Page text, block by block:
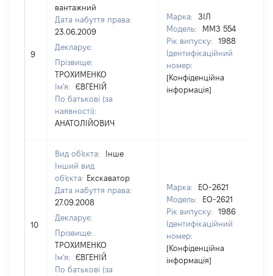
9
вантажний
Дата набуття права:
23.06.2009
Декларує:
Прізвище:
ТРОХИМЕНКО
Ім'я:
ЄВГЕНІЙ
По батькові (за
наявності):
АНАТОЛІЙОВИЧ
Марка:
ЗІЛ
Модель:
ММЗ 554
Рік випуску:
1988
Ідентифікаційний
номер:
[Конфіденційна
інформація]
10
Вид об'єкта:
Інше
Інший вид
об'єкта: Екскаватор
Дата набуття права:
27.09.2008
Декларує:
Прізвище:
ТРОХИМЕНКО
Ім'я:
ЄВГЕНІЙ
По батькові (за
Марка:
ЕО-2621
Модель:
ЕО-2621
Рік випуску:
1986
Ідентифікаційний
номер:
[Конфіденційна
інформація]